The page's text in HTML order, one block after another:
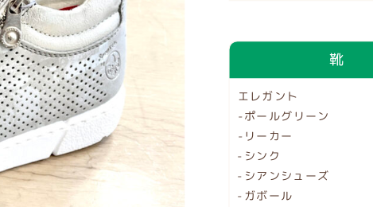
靴
エレガント
-ポールグリーン
-リーカー
-シンク
-シアンシューズ
-ガボール